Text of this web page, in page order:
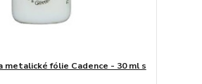
metalické fólie Cadence - 30 ml s